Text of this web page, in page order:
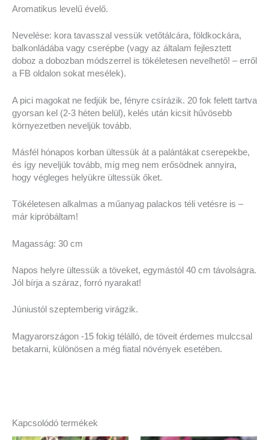
Aromatikus levelű évelő.
Nevelése: kora tavasszal vessük vetőtálcára, földkockára,
balkonládába vagy cserépbe (vagy az általam fejlesztett
doboz a dobozban módszerrel is tökéletesen nevelhető! – erről
a FB oldalon sokat mesélek).
A pici magokat ne fedjük be, fényre csírázik. 20 fok felett tartva
gyorsan kel (2-3 héten belül), kelés után kicsit hűvösebb
környezetben neveljük tovább.
Másfél hónapos korban ültessük át a palántákat cserepekbe,
és így neveljük tovább, míg meg nem erősödnek annyira,
hogy végleges helyükre ültessük őket.
Tökéletesen alkalmas a műanyag palackos téli vetésre is –
már kipróbáltam!
Magasság: 30 cm
Napos helyre ültessük a töveket, egymástól 40 cm távolságra.
Jól bírja a száraz, forró nyarakat!
Júniustól szeptemberig virágzik.
Magyarországon -15 fokig télálló, de töveit érdemes mulccsal
betakarni, különösen a még fiatal növények esetében.
Kapcsolódó termékek